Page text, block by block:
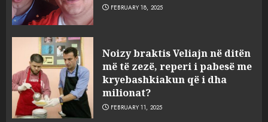
FEBRUARY 18, 2025
Noizy braktis Veliajn në ditën
më të zezë, reperi i pabesë me
kryebashkiakun që i dha
milionat?
FEBRUARY 11, 2025